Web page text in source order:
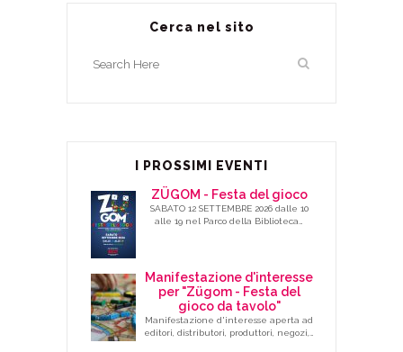
Cerca nel sito
I PROSSIMI EVENTI
ZÜGOM - Festa del gioco
SABATO 12 SETTEMBRE 2026 dalle 10
alle 19 nel Parco della Biblioteca…
Manifestazione d'interesse
per "Zügom - Festa del
gioco da tavolo"
Manifestazione d'interesse aperta ad
editori, distributori, produttori, negozi,…